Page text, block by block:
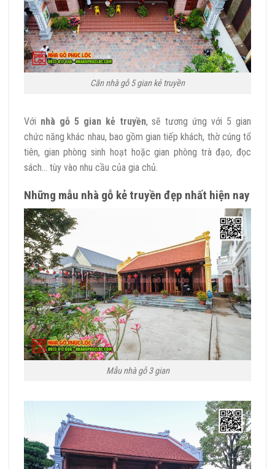
Căn nhà gỗ 5 gian kẻ truyền
Với nhà gỗ 5 gian kẻ truyền, sẽ tương ứng với 5 gian
chức năng khác nhau, bao gồm gian tiếp khách, thờ cúng tổ
tiên, gian phòng sinh hoạt hoặc gian phòng trà đạo, đọc
sách… tùy vào nhu cầu của gia chủ.
Những mẫu nhà gỗ kẻ truyền đẹp nhất hiện nay
Mẫu nhà gỗ 3 gian